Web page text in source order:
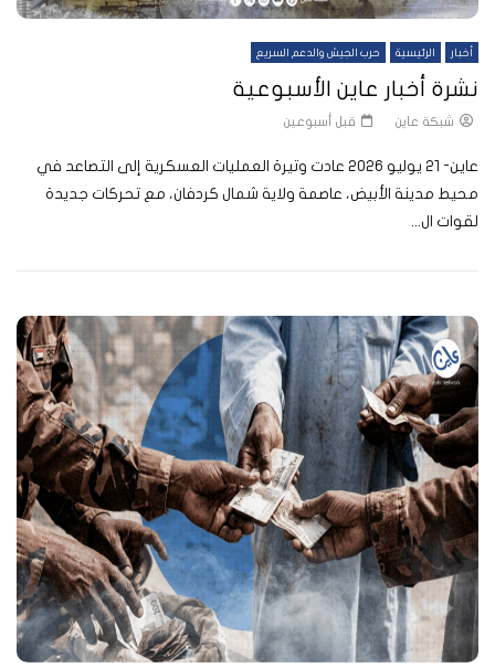
أخبار الرئيسية حرب الجيش والدعم السريع
نشرة أخبار عاين الأسبوعية
شبكة عاين قبل أسبوعين
عاين- 21 يوليو 2026 عادت وتيرة العمليات العسكرية إلى التصاعد في
محيط مدينة الأبيض، عاصمة ولاية شمال كردفان، مع تحركات جديدة
لقوات ال...